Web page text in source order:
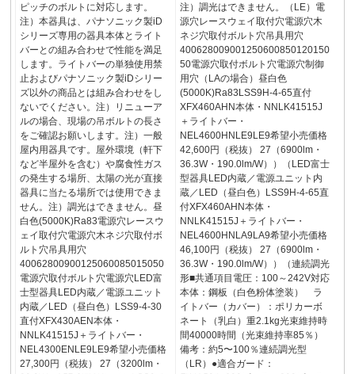
ピッチのボルトに対応します。
注）本器具は、パナソニック製iD
シリーズ専用の器具本体とライト
バーとの組み合わせで性能を満足
します。ライトバーの単独使用禁
止およびパナソニック製iDシリー
ズ以外の商品とは組み合わせをし
ないでください。注）リニューア
ルの場合、現場の吊ボルトの長さ
をご確認お願いします。注）一般
屋内用器具です。屋外環境（軒下
など半屋外を含む）や腐食性ガス
の発生する場所、太陽の光が直接
器具に当たる場所では使用できま
せん。注）調光はできません。昼
白色(5000K)Ra83電源穴レースウ
ェイ取付穴電源穴木ネジ穴取付ボ
ルト穴吊具用穴
40062800900125060085015050
電源穴取付ボルト穴電源穴LED富
士型器具LED内蔵／電源ユニット
内蔵／LED（昼白色）LSS9-4-30
直付XFX430AEN本体・
NNLK41515J＋ライトバー・
NEL4300ENLE9LE9希望小売価格
27,300円（税抜） 27（3200lm・
注）調光はできません。（LE）電
源穴レースウェイ取付穴電源穴木
ネジ穴取付ボルト穴吊具用穴
400628009001250600850120150
50電源穴取付ボルト穴電源穴制御
用穴（LAの場合）昼白色
(5000K)Ra83LSS9H-4-65直付
XFX460AHN本体・NNLK41515J
＋ライトバー・
NEL4600HNLE9LE9希望小売価格
42,600円（税抜） 27（6900lm・
36.3W・190.0lm/W））（LED富士
型器具LED内蔵／電源ユニット内
蔵／LED（昼白色）LSS9H-4-65直
付XFX460AHN本体・
NNLK41515J＋ライトバー・
NEL4600HNLA9LA9希望小売価格
46,100円（税抜） 27（6900lm・
36.3W・190.0lm/W））（連続調光
形■共通項目電圧：100～242V対応
本体：鋼板（白色粉体塗装） ラ
イトバー（カバー）：ポリカーボ
ネート（乳白）重2.1kg光束維持時
間40000時間（光束維持率85％）
備考：約5〜100％連続調光型
（LR）●適合ガード：